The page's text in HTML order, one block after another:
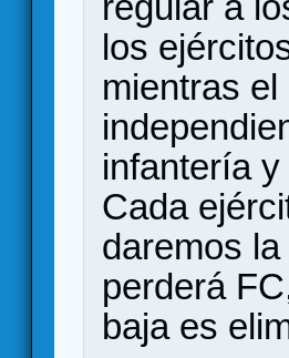
los
mientras
infantería
Cada
daremos
perderá
baja es